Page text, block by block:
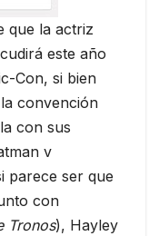
que la actriz
este año
Con, si bien
convención
con sus
v
parece ser que
con
Tronos), Hayley